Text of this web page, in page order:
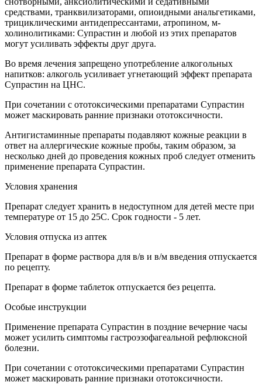
средствами, транквилизаторами, опиоидными анальгетиками,
трициклическими антидепрессантами, атропином, м-
холинолитиками: Супрастин и любой из этих препаратов
могут усиливать эффекты друг друга.
Во время лечения запрещено употребление алкогольных
напитков: алкоголь усиливает угнетающий эффект препарата
Супрастин на ЦНС.
При сочетании с ототоксическими препаратами Супрастин
может маскировать ранние признаки ототоксичности.
Антигистаминные препараты подавляют кожные реакции в
ответ на аллергические кожные пробы, таким образом, за
несколько дней до проведения кожных проб следует отменить
применение препарата Супрастин.
Условия хранения
Препарат следует хранить в недоступном для детей месте при
температуре от 15 до 25C. Срок годности - 5 лет.
Условия отпуска из аптек
Препарат в форме раствора для в/в и в/м введения отпускается
по рецепту.
Препарат в форме таблеток отпускается без рецепта.
Особые инструкции
Применение препарата Супрастин в поздние вечерние часы
может усилить симптомы гастроэзофагеальной рефлюксной
болезни.
При сочетании с ототоксическими препаратами Супрастин
может маскировать ранние признаки ототоксичности.